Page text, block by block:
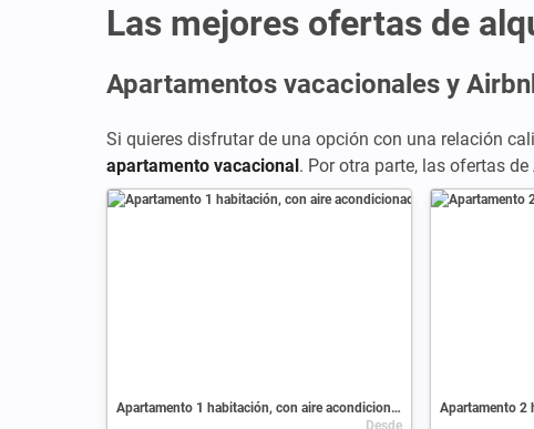
Las mejores ofertas de
Apartamentos vacacionales y
Si quieres disfrutar de una opción con una relación
apartamento vacacional. Por otra parte, las ofertas
Apartamento 1 habitación, con aire acondicionado
Desde
Apartamento 2